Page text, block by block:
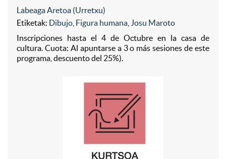
Labeaga Aretoa (Urretxu)
Etiketak: Dibujo Figura humana Josu Maroto
Inscripciones hasta el 4 de Octubre en la casa de
cultura. Cuota: Al apuntarse a 3 o más sesiones de este
programa, descuento del 25%).